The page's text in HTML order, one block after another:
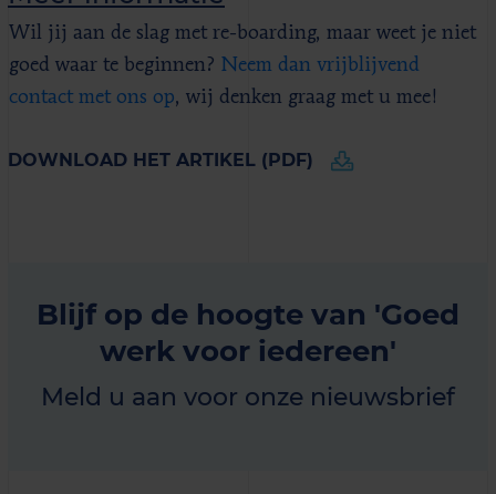
Wil jij aan de slag met re-boarding, maar weet je niet
goed waar te beginnen? Neem dan vrijblijvend
contact met ons op, wij denken graag met u mee!
DOWNLOAD HET ARTIKEL (PDF)
Blijf op de hoogte van 'Goed
werk voor iedereen'
Meld u aan voor onze nieuwsbrief